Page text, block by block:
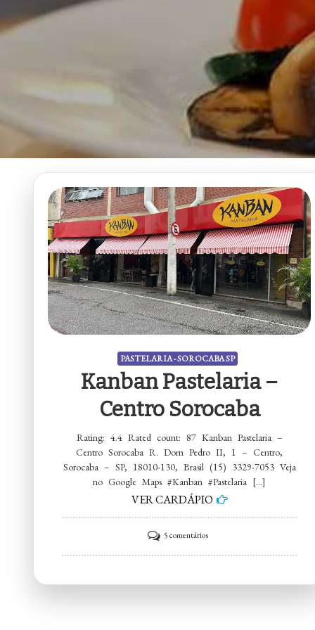
PASTELARIA - SOROCABA SP
Kanban Pastelaria –
Centro Sorocaba
Rating: 4.4 Rated count: 87 Kanban Pastelaria –
Centro Sorocaba R. Dom Pedro II, 1 – Centro,
Sorocaba – SP, 18010-130, Brasil (15) 3329-7053 Veja
no Google Maps #Kanban #Pastelaria […]
VER CARDÁPIO
5 comentáriosem
Kanban